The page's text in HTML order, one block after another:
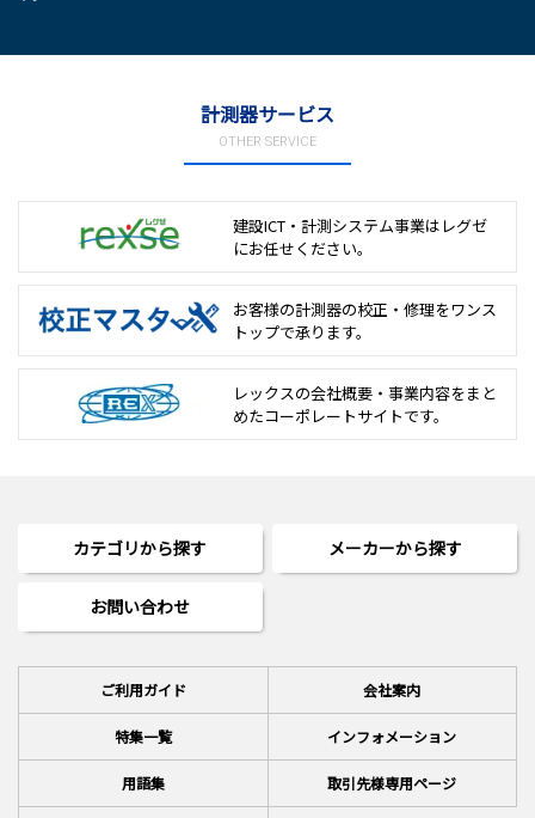
計測器サービス
OTHER SERVICE
建設ICT・計測システム事業は レグゼ
にお任せください。
お客様の計測器の校正・修理をワンス
トップで承ります。
レックスの会社概要・事業内容をまと
めたコーポレートサイトです。
カテゴリから探す メーカーから探す
お問い合わせ
ご利用ガイド 会社案内
特集一覧 インフォメーション
用語集 取引先様専用ページ